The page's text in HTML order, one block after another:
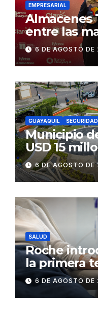
EMPRESARIAL
Almacenes
entre las
influyentes
6 DE AGOSTO DE
GUAYAQUIL SEGURIDAD
Municipio
USD 15
SEGURA
seguridad
6 DE AGOSTO DE
SALUD
Roche
la primera
de precisión
detener el
nefritis
6 DE AGOSTO DE